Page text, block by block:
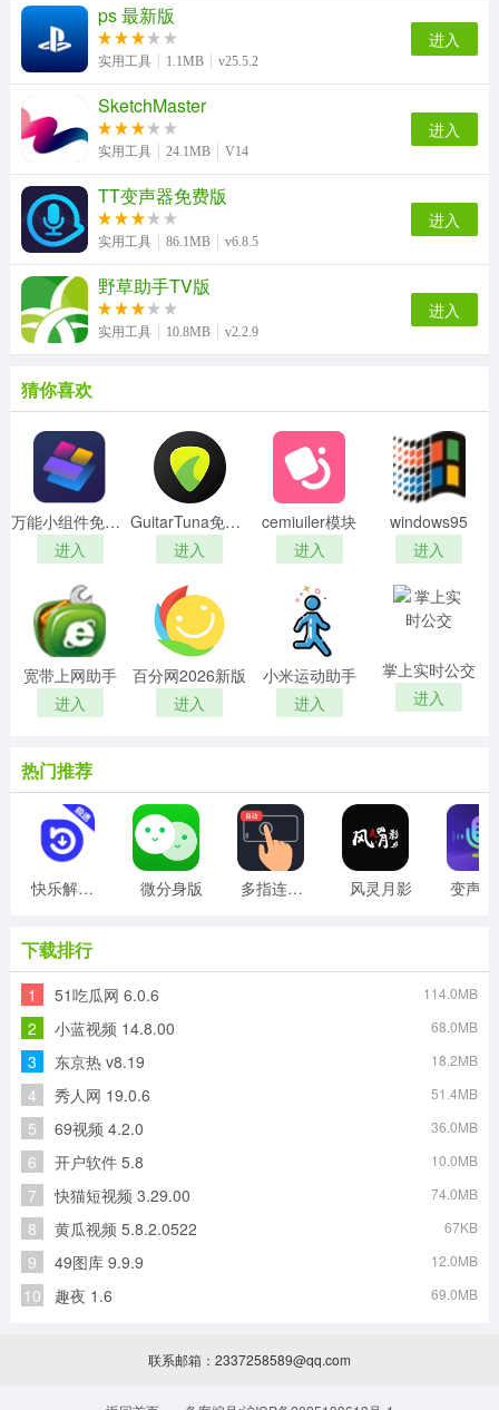
ps 最新版
实用工具 1.1MB v25.5.2
进入
SketchMaster
实用工具 24.1MB V14
进入
TT变声器免费版
实用工具 86.1MB v6.8.5
进入
野草助手TV版
实用工具 10.8MB v2.2.9
进入
猜你喜欢
万能小组件免费版
进入
GuitarTuna免费版
进入
cemiuiler模块
进入
windows95
进入
宽带上网助手
进入
百分网2026新版
进入
小米运动助手
进入
掌上实时公交
进入
热门推荐
快乐解锁版 微分身版 多指连点器 风灵月影
下载排行
1 51吃瓜网 6.0.6 114.0MB
2 小蓝视频 14.8.00 68.0MB
3 东京热 v8.19 18.2MB
4 秀人网 19.0.6 51.4MB
5 69视频 4.2.0 36.0MB
6 开户软件 5.8 10.0MB
7 快猫短视频 3.29.00 74.0MB
8 黄瓜视频 5.8.2.0522 67KB
9 49图库 9.9.9 12.0MB
10 趣夜 1.6 69.0MB
联系邮箱：2337258589@qq.com